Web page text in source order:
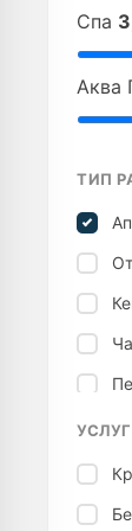
Спа
Аква
ТИП